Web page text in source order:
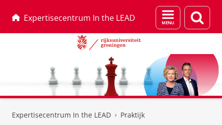
Expertisecentrum In the LEAD
Menu
en
Expertisecentrum In the LEAD Praktijk